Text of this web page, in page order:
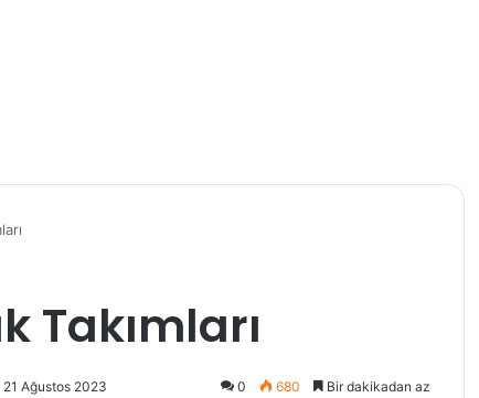
Takımları
Ağustos 2023 0 680 Bir dakikadan az